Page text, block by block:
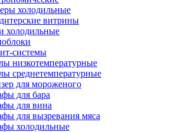
холодильные
витрины
холодильные
системы
низкотемпературные
среднетемпературные
для мороженого
для бара
для вина
для вызревания мяса
холодильные